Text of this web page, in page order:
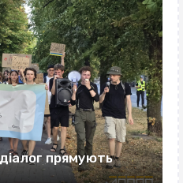
прямують